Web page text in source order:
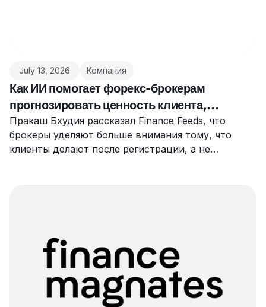
July 13, 2026 Компания
Как ИИ помогает форекс-брокерам
прогнозировать ценность клиента,
вовлечённость и отток
Пракаш Бхудия рассказал Finance Feeds, что
брокеры уделяют больше внимания тому, что
клиенты делают после регистрации, а не